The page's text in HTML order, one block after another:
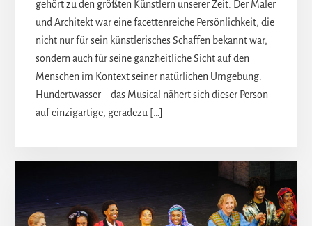
gehört zu den größten Künstlern unserer Zeit. Der Maler
und Architekt war eine facettenreiche Persönlichkeit, die
nicht nur für sein künstlerisches Schaffen bekannt war,
sondern auch für seine ganzheitliche Sicht auf den
Menschen im Kontext seiner natürlichen Umgebung.
Hundertwasser – das Musical nähert sich dieser Person
auf einzigartige, geradezu […]